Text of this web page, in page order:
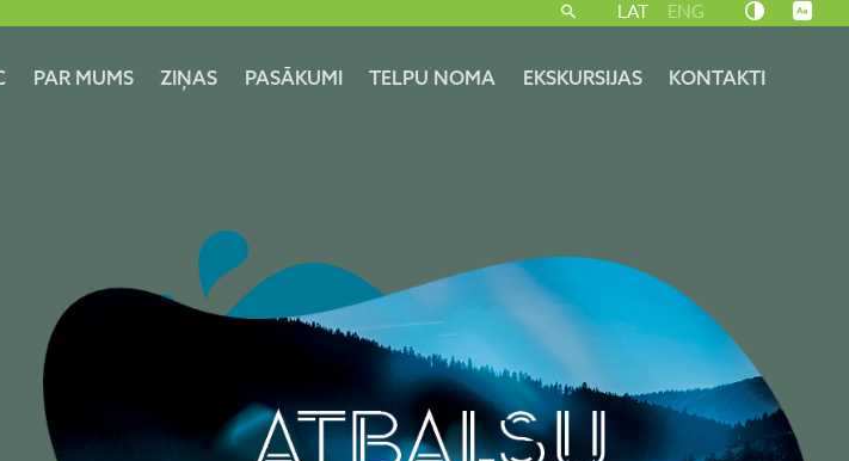
LAT ENG
PAR MUMS ZIŅAS PASĀKUMI TELPU NOMA EKSKURSIJAS KONTAKTI